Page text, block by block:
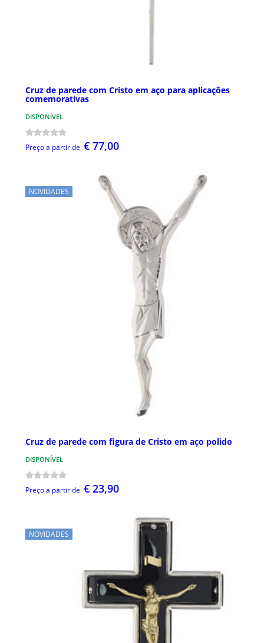
Cruz de parede com Cristo em aço para aplicações
comemorativas
DISPONÍVEL
Preço a partir de € 77,00
NOVIDADES
Cruz de parede com figura de Cristo em aço polido
DISPONÍVEL
Preço a partir de € 23,90
NOVIDADES